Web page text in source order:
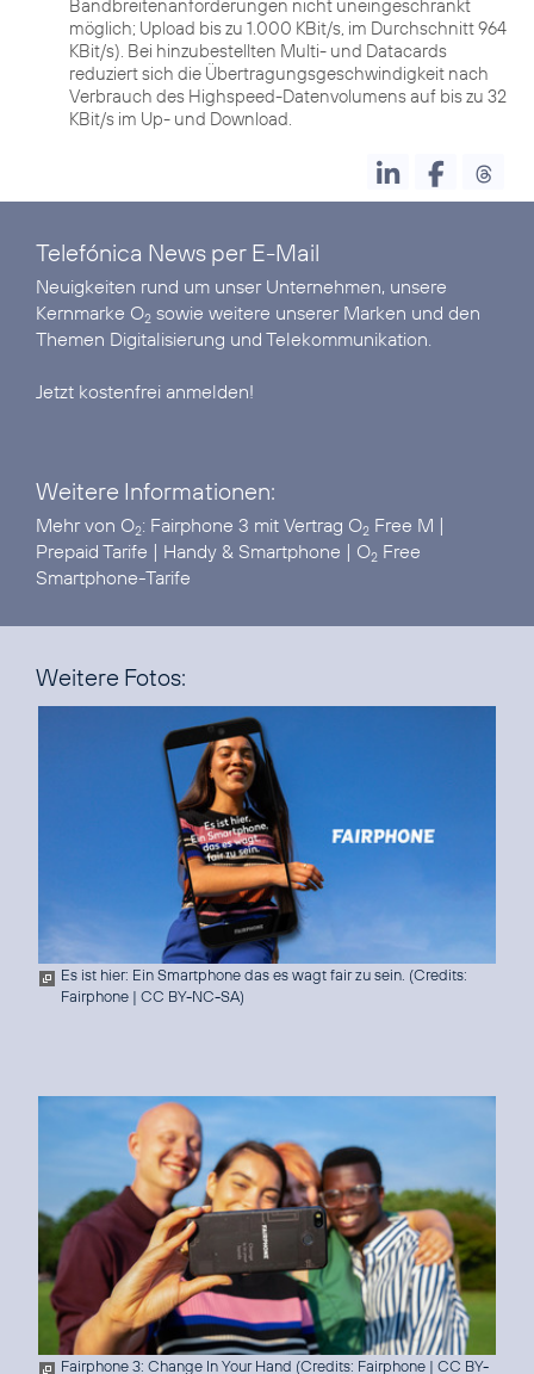
Bandbreitenanforderungen nicht uneingeschränkt
möglich; Upload bis zu 1.000 KBit/s, im Durchschnitt 964
KBit/s). Bei hinzubestellten Multi- und Datacards
reduziert sich die Übertragungsgeschwindigkeit nach
Verbrauch des Highspeed-Datenvolumens auf bis zu 32
KBit/s im Up- und Download.
Telefónica News per E-Mail
Neuigkeiten rund um unser Unternehmen, unsere
Kernmarke O2 sowie weitere unserer Marken und den
Themen Digitalisierung und Telekommunikation.
Jetzt kostenfrei anmelden!
Weitere Informationen:
Mehr von O2: Fairphone 3 mit Vertrag O2 Free M |
Prepaid Tarife | Handy & Smartphone | O2 Free
Smartphone-Tarife
Weitere Fotos:
Es ist hier: Ein Smartphone das es wagt fair zu sein. (Credits:
Fairphone | CC BY-NC-SA)
Fairphone 3: Change In Your Hand (Credits: Fairphone | CC BY-